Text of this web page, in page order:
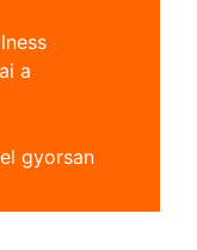
a
gyorsan